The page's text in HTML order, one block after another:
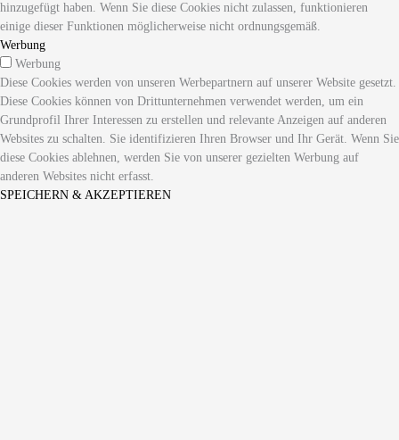
hinzugefügt haben. Wenn Sie diese Cookies nicht zulassen, funktionieren
einige dieser Funktionen möglicherweise nicht ordnungsgemäß.
Werbung
Werbung
Diese Cookies werden von unseren Werbepartnern auf unserer Website gesetzt.
Diese Cookies können von Drittunternehmen verwendet werden, um ein
Grundprofil Ihrer Interessen zu erstellen und relevante Anzeigen auf anderen
Websites zu schalten. Sie identifizieren Ihren Browser und Ihr Gerät. Wenn Sie
diese Cookies ablehnen, werden Sie von unserer gezielten Werbung auf
anderen Websites nicht erfasst.
SPEICHERN & AKZEPTIEREN